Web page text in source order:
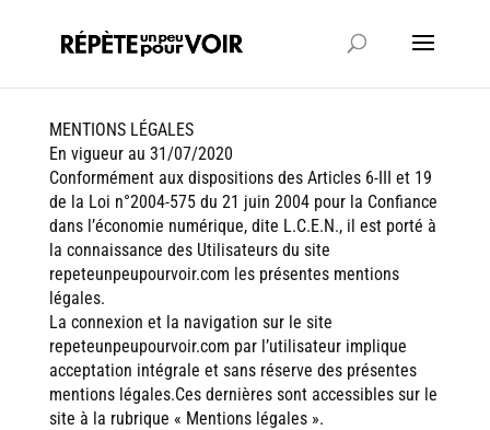
MENTIONS LÉGALES
En vigueur au 31/07/2020
Conformément aux dispositions des Articles 6-III et 19
de la Loi n°2004-575 du 21 juin 2004 pour la Confiance
dans l’économie numérique, dite L.C.E.N., il est porté à
la connaissance des Utilisateurs du site
repeteunpeupourvoir.com les présentes mentions
légales.
La connexion et la navigation sur le site
repeteunpeupourvoir.com par l’utilisateur implique
acceptation intégrale et sans réserve des présentes
mentions légales.Ces dernières sont accessibles sur le
site à la rubrique « Mentions légales ».